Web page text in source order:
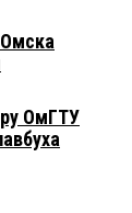
ОмГТУ